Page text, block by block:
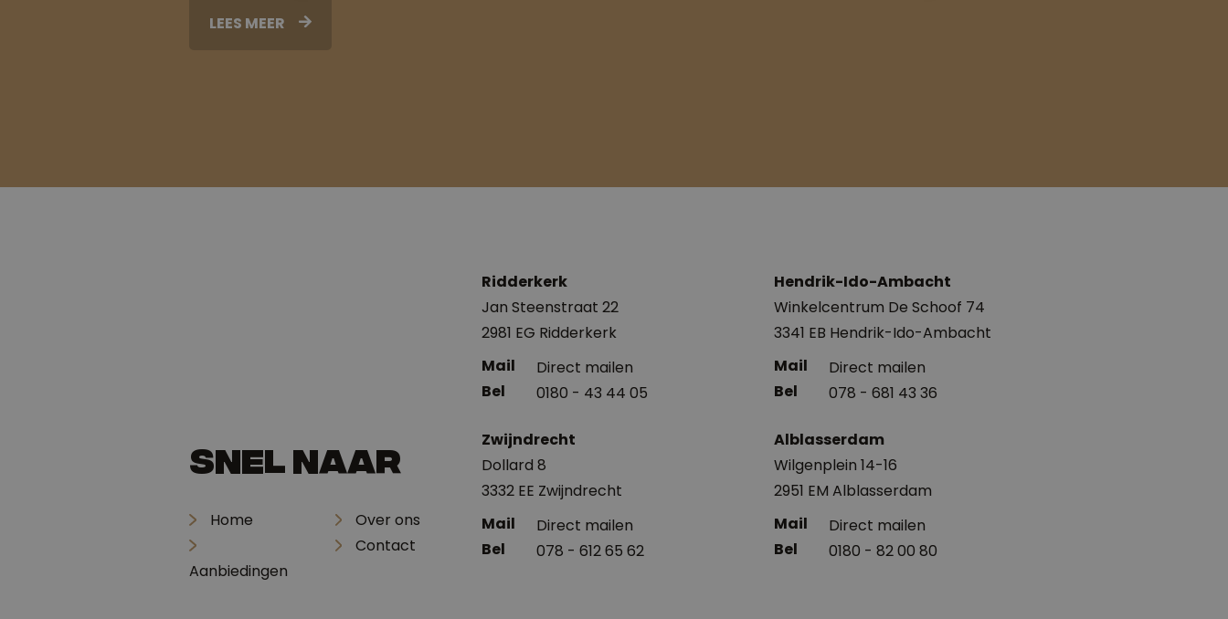
LEES MEER
Snel naar
Home
Aanbiedingen
Over ons
Contact
Ridderkerk
Jan Steenstraat 22
2981 EG Ridderkerk
Direct mailen
0180 - 43 44 05
Hendrik-Ido-Ambacht
Winkelcentrum De Schoof 74
3341 EB Hendrik-Ido-Ambacht
Direct mailen
078 - 681 43 36
Zwijndrecht
Dollard 8
3332 EE Zwijndrecht
Direct mailen
078 - 612 65 62
Alblasserdam
Wilgenplein 14-16
2951 EM Alblasserdam
Direct mailen
0180 - 82 00 80